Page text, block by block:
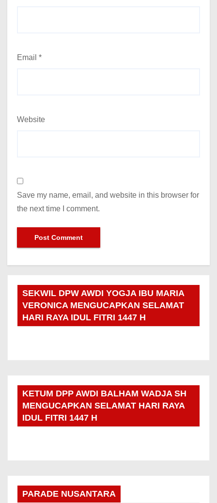
Email *
Website
Save my name, email, and website in this browser for
the next time I comment.
SEKWIL DPW AWDI YOGJA IBU MARIA
VERONICA MENGUCAPKAN SELAMAT
HARI RAYA IDUL FITRI 1447 H
KETUM DPP AWDI BALHAM WADJA SH
MENGUCAPKAN SELAMAT HARI RAYA
IDUL FITRI 1447 H
PARADE NUSANTARA